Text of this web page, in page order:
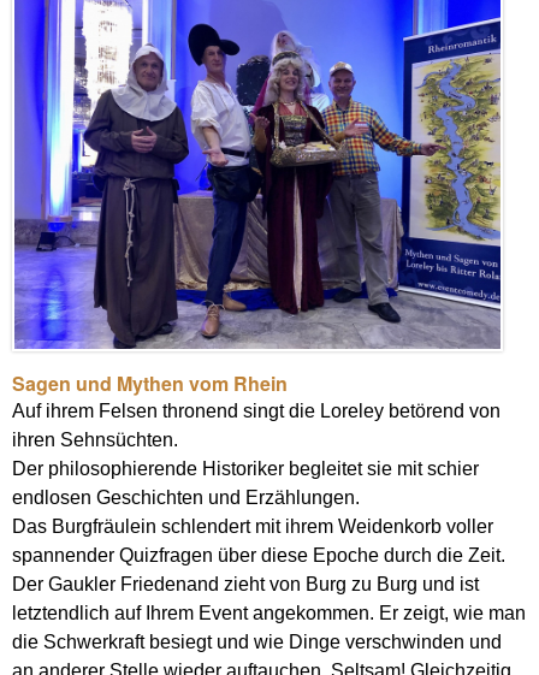
Sagen und Mythen vom Rhein
Auf ihrem Felsen thronend singt die Loreley betörend von
ihren Sehnsüchten.
Der philosophierende Historiker begleitet sie mit schier
endlosen Geschichten und Erzählungen.
Das Burgfräulein schlendert mit ihrem Weidenkorb voller
spannender Quizfragen über diese Epoche durch die Zeit.
Der Gaukler Friedenand zieht von Burg zu Burg und ist
letztendlich auf Ihrem Event angekommen. Er zeigt, wie man
die Schwerkraft besiegt und wie Dinge verschwinden und